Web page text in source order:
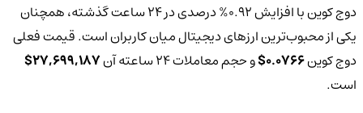
دوج کوین با افزایش 0.92% درصدی در 24 ساعت گذشته، همچنان
یکی از محبوب‌ترین ارزهای دیجیتال میان کاربران است. قیمت فعلی
دوج کوین0.0766$ و حجم معاملات 24 ساعته آن
27,699,187$
است.